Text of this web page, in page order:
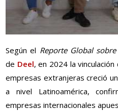
Según el Reporte Global
de Deel, en 2024 la
empresas extranjeras creció
a nivel Latinoamérica,
empresas internacionales